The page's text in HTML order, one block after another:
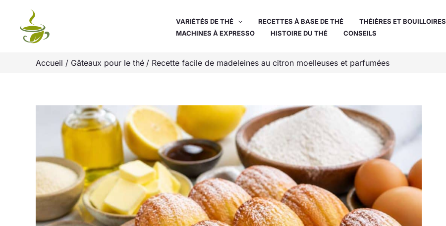
contenu
VARIÉTÉS DE THÉ RECETTES À BASE DE THÉ THÉIÈRES ET BOUILLOIRES
MACHINES À EXPRESSO
HISTOIRE DU THÉ CONSEILS
Accueil Gâteaux pour le thé Recette facile de madeleines au citron moelleuses et parfumées